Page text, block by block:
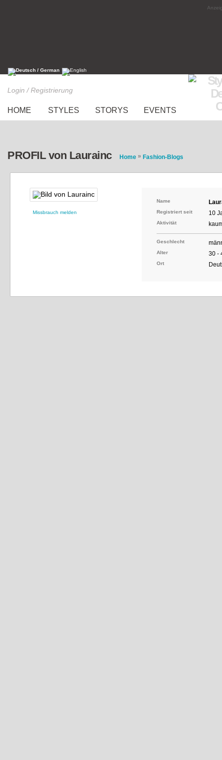
Login / Registrierung
HOME STYLES STORYS EVENTS
PROFIL von Laurainc Home » Fashion-Blogs
Missbrauch melden
Name
Registriert seit 10
Aktivität
Geschlecht
Alter 30 -
Ort